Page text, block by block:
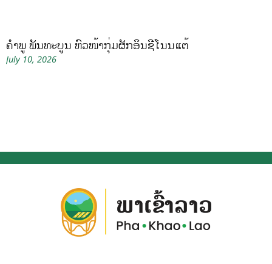
ຄໍາພູ ພັນທະບູນ ຫົວໜ້າກຸ່ມຜັກອິນຊີໂນນແຕ້
July 10, 2026